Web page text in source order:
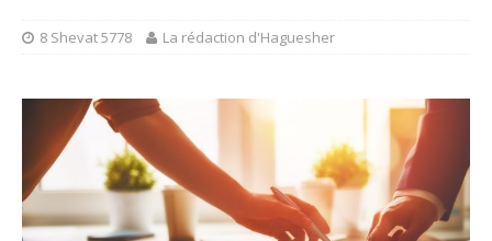
8 Shevat 5778 La rédaction d'Haguesher